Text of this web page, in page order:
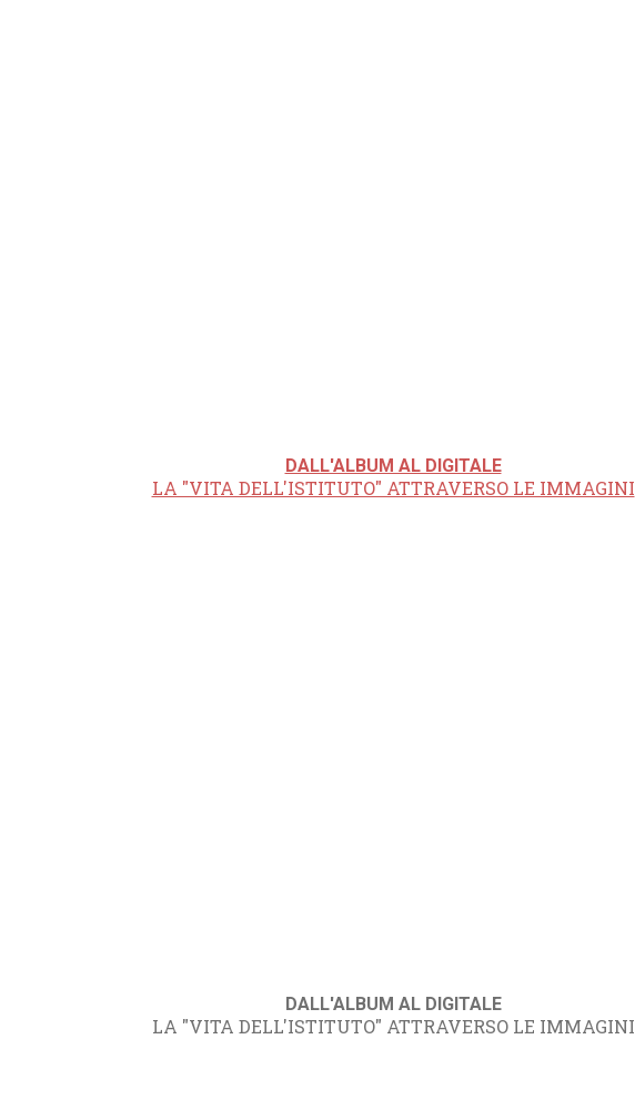
DALL'ALBUM AL DIGITALE
LA "VITA DELL'ISTITUTO" ATTRAVERSO LE IMMAGINI
DALL'ALBUM AL DIGITALE
LA "VITA DELL'ISTITUTO" ATTRAVERSO LE IMMAGINI